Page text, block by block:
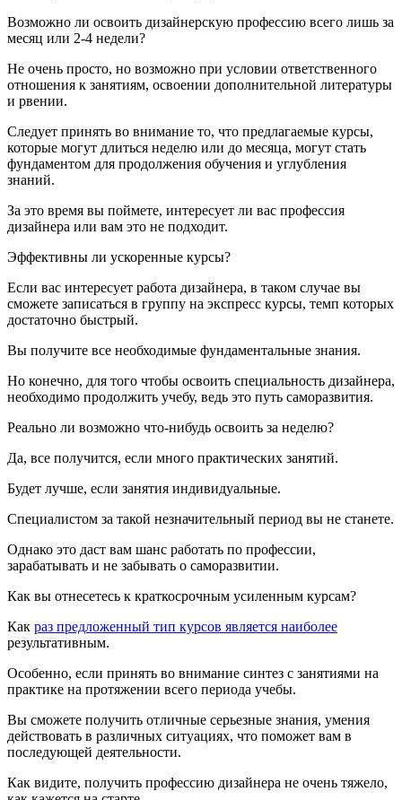
Возможно ли освоить дизайнерскую профессию всего лишь за
месяц или 2-4 недели?
Не очень просто, но возможно при условии ответственного
отношения к занятиям, освоении дополнительной литературы
и рвении.
Следует принять во внимание то, что предлагаемые курсы,
которые могут длиться неделю или до месяца, могут стать
фундаментом для продолжения обучения и углубления
знаний.
За это время вы поймете, интересует ли вас профессия
дизайнера или вам это не подходит.
Эффективны ли ускоренные курсы?
Если вас интересует работа дизайнера, в таком случае вы
сможете записаться в группу на экспресс курсы, темп которых
достаточно быстрый.
Вы получите все необходимые фундаментальные знания.
Но конечно, для того чтобы освоить специальность дизайнера,
необходимо продолжить учебу, ведь это путь саморазвития.
Реально ли возможно что-нибудь освоить за неделю?
Да, все получится, если много практических занятий.
Будет лучше, если занятия индивидуальные.
Специалистом за такой незначительный период вы не станете.
Однако это даст вам шанс работать по профессии,
зарабатывать и не забывать о саморазвитии.
Как вы отнесетесь к краткосрочным усиленным курсам?
Как раз предложенный тип курсов является наиболее
результативным.
Особенно, если принять во внимание синтез с занятиями на
практике на протяжении всего периода учебы.
Вы сможете получить отличные серьезные знания, умения
действовать в различных ситуациях, что поможет вам в
последующей деятельности.
Как видите, получить профессию дизайнера не очень тяжело,